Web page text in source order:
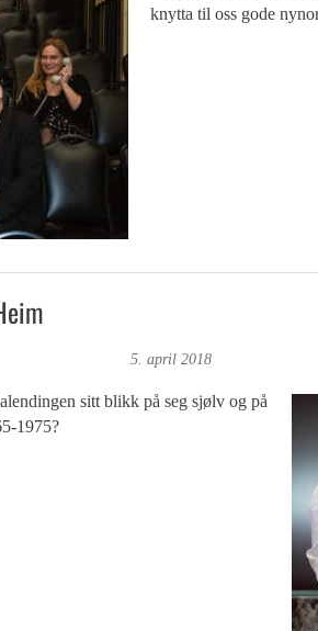
knytta til oss gode
5. april 2018
sitt blikk på seg sjølv og på
1975?